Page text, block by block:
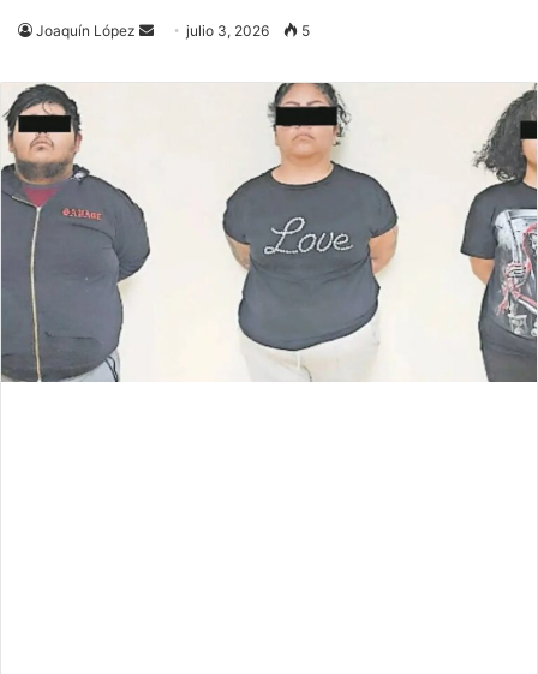
Joaquín López
Send
email
julio 3, 2026 5